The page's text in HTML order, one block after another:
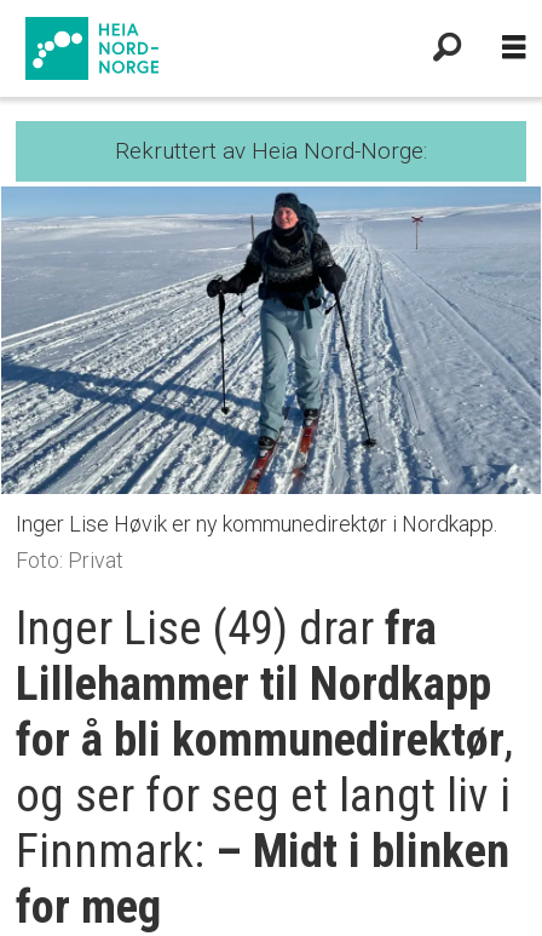
Rekruttert av Heia Nord-Norge:
Inger Lise Høvik er ny kommunedirektør i Nordkapp.
Foto: Privat
Inger Lise (49) drarfra
Lillehammer til Nordkapp
for å bli kommunedirektør,
og ser for seg et langt liv i
Finnmark: – Midt i blinken
for meg